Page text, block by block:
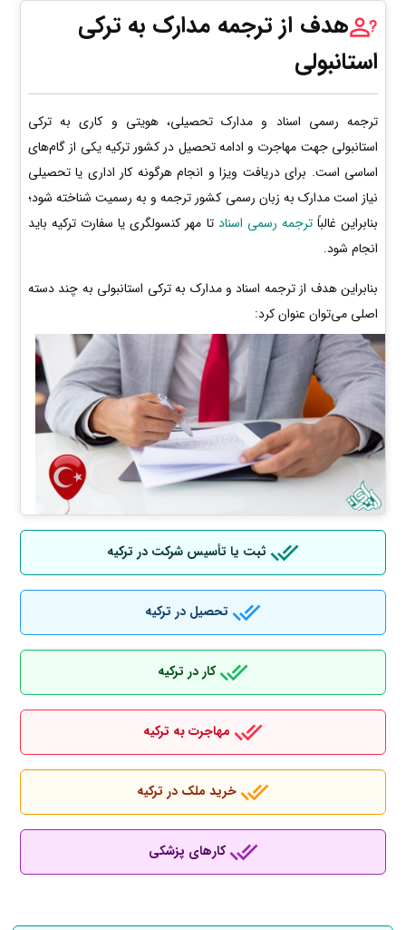
هدف از ترجمه مدارک به ترکی
استانبولی
ترجمه رسمی اسناد و مدارک تحصیلی، هویتی و کاری به ترکی
استانبولی جهت مهاجرت و ادامه تحصیل در کشور ترکیه یکی از گام‌های
اساسی است. برای دریافت ویزا و انجام هرگونه کار اداری یا تحصیلی
نیاز است مدارک به زبان رسمی کشور ترجمه و به رسمیت شناخته شود؛
بنابراین غالباًترجمه رسمی اسناد تا مهر کنسولگری یا سفارت ترکیه باید
انجام شود.
بنابراین هدف از ترجمه اسناد و مدارک به ترکی استانبولی به چند دسته
اصلی می‌توان عنوان کرد:
ثبت یا تأسیس شرکت در ترکیه
تحصیل در ترکیه
کار در ترکیه
مهاجرت به ترکیه
خرید ملک در ترکیه
کارهای پزشکی